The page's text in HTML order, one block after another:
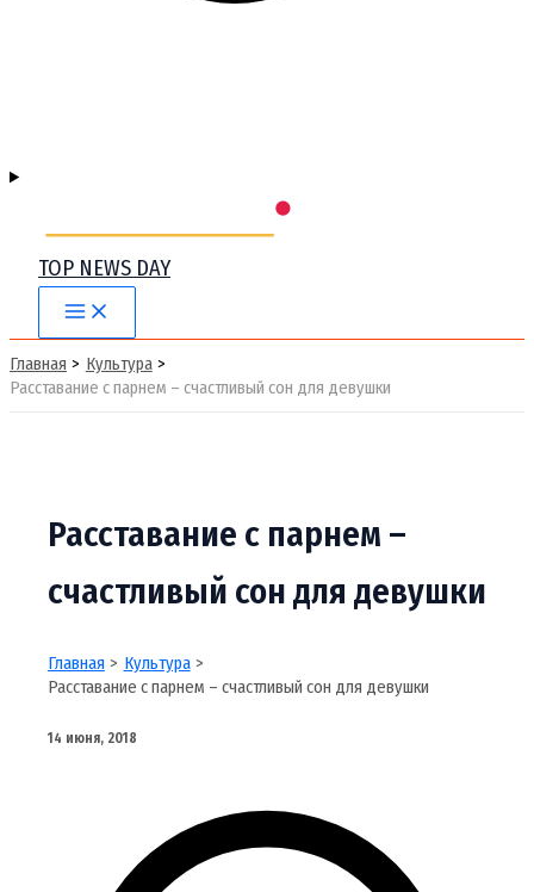
TOP NEWS DAY
Main
Menu
Главная
Культура
Расставание с парнем – счастливый сон для девушки
Расставание с парнем –
счастливый сон для девушки
Главная
Культура
Расставание с парнем – счастливый сон для девушки
14 июня, 2018